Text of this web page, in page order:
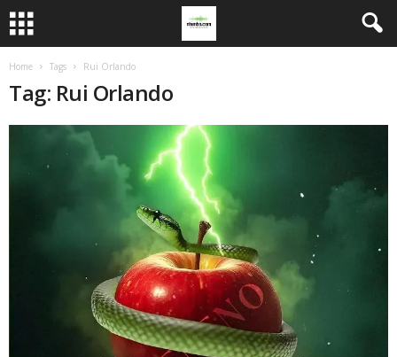
Home Tags Rui Orlando
Tag: Rui Orlando